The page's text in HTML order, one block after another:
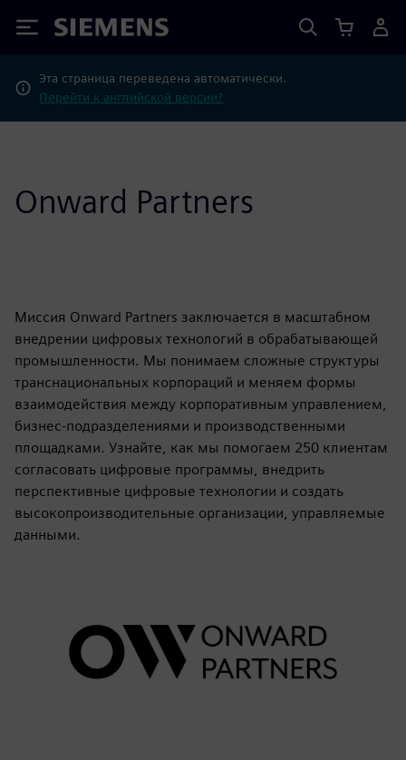
Siemens
Эта страница переведена автоматически.
Перейти к английской версии?
Onward Partners
Миссия Onward Partners заключается в масштабном
внедрении цифровых технологий в обрабатывающей
промышленности. Мы понимаем сложные структуры
транснациональных корпораций и меняем формы
взаимодействия между корпоративным управлением,
бизнес-подразделениями и производственными
площадками. Узнайте, как мы помогаем 250 клиентам
согласовать цифровые программы, внедрить
перспективные цифровые технологии и создать
высокопроизводительные организации, управляемые
данными.